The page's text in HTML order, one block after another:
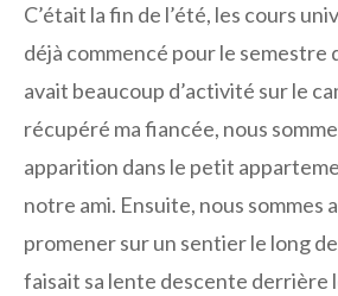
C’était la fin de l’été, les cours
déjà commencé pour le semestre
avait beaucoup d’activité sur le
récupéré ma fiancée, nous
apparition dans le petit
notre ami. Ensuite, nous sommes
promener sur un sentier le long
faisait sa lente descente derrière